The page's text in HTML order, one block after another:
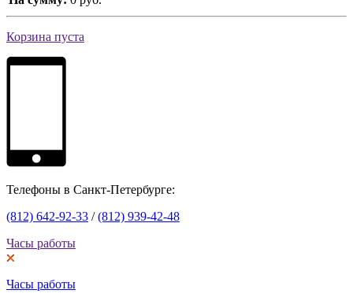
Корзина пуста
Телефоны в Санкт-Петербурге:
(812) 642-92-33 /(812) 939-42-48
Часы работы
Часы работы